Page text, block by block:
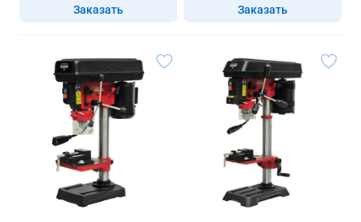
Заказать Заказать